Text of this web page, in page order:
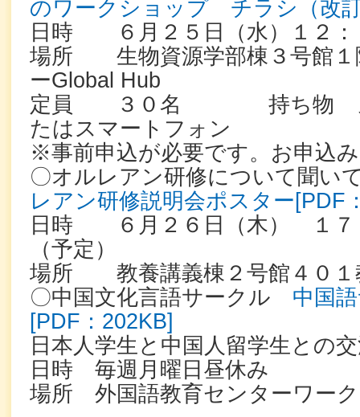
のワークショップ チラシ（改
日時 ６月２５日（水）１２：
場所 生物資源学部棟３号館１
ーGlobal Hub
定員 ３０名 持ち物 ノ
たはスマートフォン
※事前申込が必要です。お申込
〇オルレアン研修について聞
レアン研修説明会ポスター[PDF
日時 ６月２６日（木） １７
（予定）
場所 教養講義棟２号館４０１
〇中国文化言語サークル 中国
[PDF：202KB]
日本人学生と中国人留学生との
日時 毎週月曜日昼休み
場所 外国語教育センターワー